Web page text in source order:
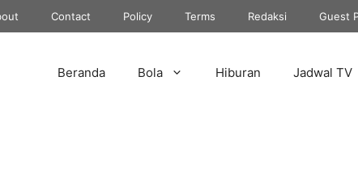
Contact Policy Terms Redaksi Guest
Beranda Bola Hiburan Jadwal TV